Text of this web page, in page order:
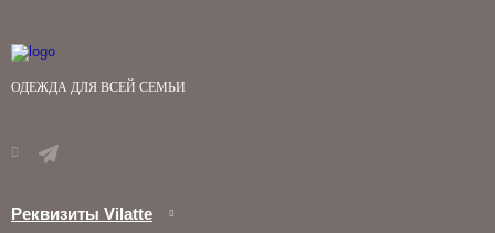
ОДЕЖДА ДЛЯ ВСЕЙ СЕМЬИ
Реквизиты Vilatte